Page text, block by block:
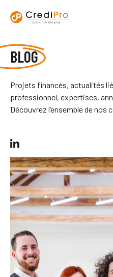
BLOG
Projets financés, actualités
professionnel, expertises,
Découvrez l’ensemble de